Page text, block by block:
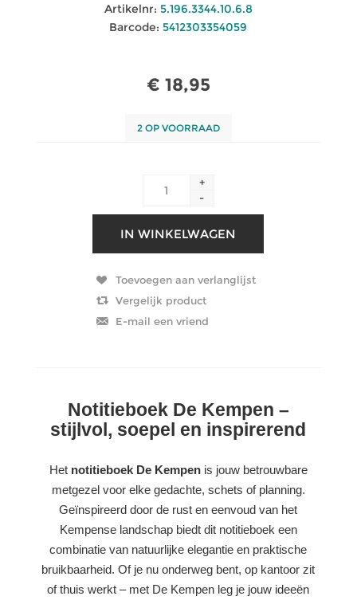
Artikelnr: 5.196.3344.10.6.8
Barcode: 5412303354059
€ 18,95
2 OP VOORRAAD
+
-
Notitieboek De Kempen –
stijlvol, soepel en inspirerend
Het notitieboek De Kempenis jouw betrouwbare
metgezel voor elke gedachte, schets of planning.
Geïnspireerd door de rust en eenvoud van het
Kempense landschap biedt dit notitieboek een
combinatie van natuurlijke elegantie en praktische
bruikbaarheid. Of je nu onderweg bent, op kantoor zit
of thuis werkt – met De Kempen leg je jouw ideeën